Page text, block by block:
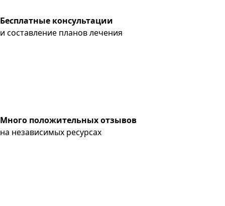
Бесплатные консультации
и составление планов лечения
Много положительных отзывов
на независимых ресурсах